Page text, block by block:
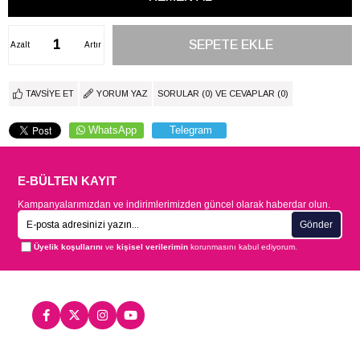
Artır
Azalt
TAVSIYE ET YORUM YAZ SORULAR (0) VE CEVAPLAR (0)
WhatsApp Telegram
E-BÜLTEN KAYIT
Kampanyalarımızdan ve indirimlerimizden güncel olarak haberdar olun.
Gönder
Üyelik koşullarını vekişisel verilerimin korunmasını kabul ediyorum.